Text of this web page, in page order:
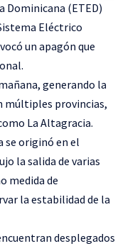
Dominicana (ETED)
Eléctrico
un apagón que
generando la
múltiples provincias,
La Altagracia.
se originó en el
la salida de varias
medida de
la estabilidad de la
desplegados